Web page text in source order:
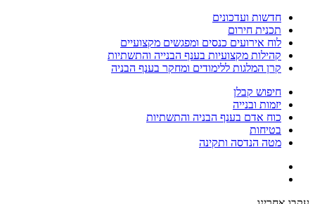
חדשות ועדכונים
תכנית חירום
לוח אירועים כנסים ומפגשים מקצועיים
קהילות מקצועיות בענף הבנייה והתשתיות
קרן המלגות ללימודים ומחקר בענף הבניה
חיפוש קבלן
יזמות ובנייה
כוח אדם בענף הבניה והתשתיות
בטיחות
מטה הנדסה ותקינה